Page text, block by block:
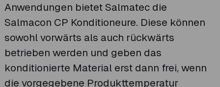
Anwendungen bietet Salmatec die
Salmacon CP Konditioneure. Diese können
sowohl vorwärts als auch rückwärts
betrieben werden und geben das
konditionierte Material erst dann frei, wenn
die vorgegebene Produkttemperatur